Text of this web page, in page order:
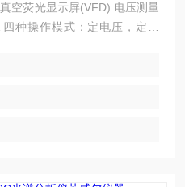
种操作模式：定电压，定电
，电流测量速度大可达40KH